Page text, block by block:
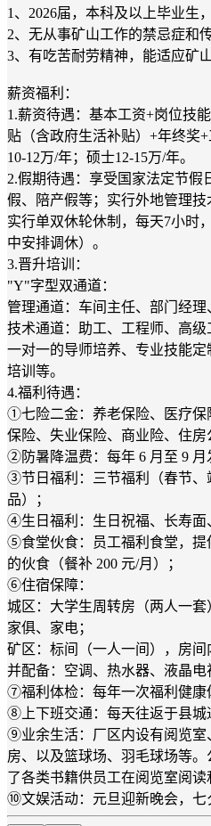
1、2026届，本科及以上毕业生
2、无从事矿山工作的禁忌症和
3、有吃苦耐劳精神，能适应矿
薪资福利：
1.薪资待遇：基本工资+岗位技
贴（含政府生活补贴）+年终奖
10-12万/年；硕士12-15万/年。
2.假期待遇：享受国家法定节假
假、陪产假等；实行外地管理
实行单双休轮休制，每天7小时
中安排调休）。
3.晋升培训：
"Y"字型双通道：
管理通道：车间主任、部门经理
技术通道：助工、工程师、高级
一对一的导师培养、专业技能
培训等。
4.福利待遇：
①七险二金：养老保险、医疗保
保险、失业保险、商业险、住房
②防暑降温费：每年 6 月至 9 月
③节日福利：三节福利（春节、
品）；
④生日福利：生日祝福、长寿面
⑤食堂伙食：员工福利食堂，提
的伙食（餐补 200 元/月）；
⑥住宿保障：
城区：大学生周转房（两人一
家俱、家电；
矿区：标间（一人一间），房间
并配备：空调、热水器、液晶电
⑦福利体检：每年一次福利健康
⑧上下班交通：每天往返于县城
⑨业余生活：厂区内设有阅览室
房、以及篮球场、羽毛球场等
了各类书籍供员工在阅览室阅读
⑩文娱活动：元旦迎新晚会，七